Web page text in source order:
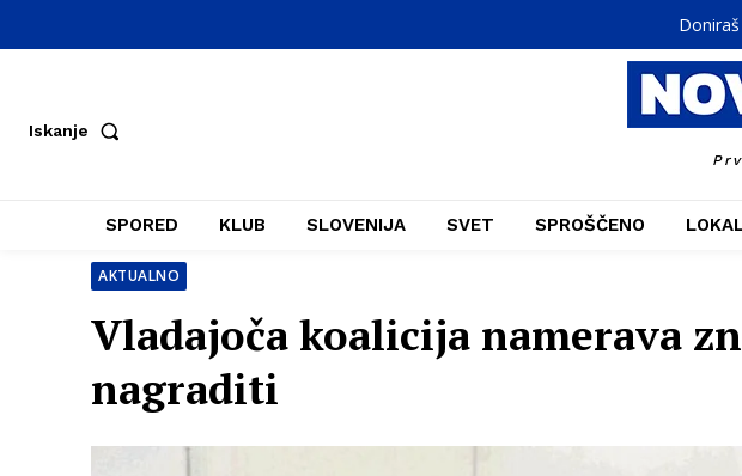
Iskanje
SPORED KLUB SLOVENIJA SVET SPROŠČENO
AKTUALNO
Vladajoča koalicija namerava
nagraditi